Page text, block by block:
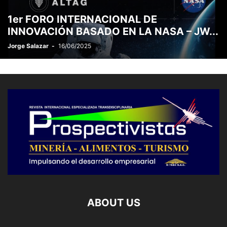
ESTADÍSTICO
ETICA - VALORES - PRINCIPIOS EXPO PERÚ INDUSTRIAL EXPO-
EXPOCOBRE 2026
1er FORO INTERNACIONAL DE
INNOVACIÓN BASADO EN LA NASA – JW...
Jorge Salazar - 16/06/2025
ABOUT US